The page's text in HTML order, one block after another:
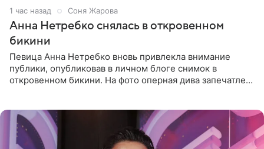
1 час назад Соня Жарова
Анна Нетребко снялась в откровенном
бикини
Певица Анна Нетребко вновь привлекла внимание
публики, опубликовав в личном блоге снимок в
откровенном бикини. На фото оперная дива запечатлена